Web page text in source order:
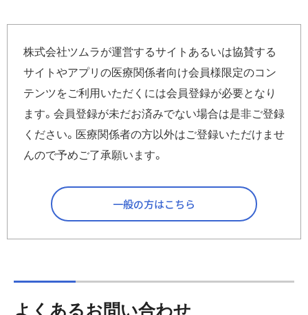
本情報は個人情報の取り扱いにより、必ずご本人でお問い合
わせをしてください。
kampo_info_idpass@mail.tsumura.co.jp
件名： IDの問い合わせ
本文： 1)施設名：（施設名をご記入ください）
2)氏名：（お名前をご記入ください）
をご記入ください）
いくつか候補がある場合にはすべてご記入ください。
4)要件：「会員IDが不明なので、教えて欲しい。」とご記入
ください。
株式会社ツムラが運営するサイトあるいは協賛する
サイトやアプリの医療関係者向け会員様限定のコン
テンツをご利用いただくには会員登録が必要となり
ます。会員登録が未だお済みでない場合は是非ご登録
ください。医療関係者の方以外はご登録いただけませ
んので予めご了承願います。
一般の方はこちら
よくあるお問い合わせ